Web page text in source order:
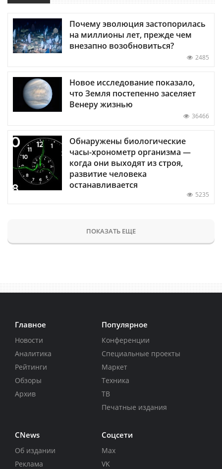
Почему эволюция застопорилась
на миллионы лет, прежде чем
внезапно возобновиться?
2485
Новое исследование показало,
что Земля постепенно заселяет
Венеру жизнью
36466
Обнаружены биологические
часы-хронометр организма —
когда они выходят из строя,
развитие человека
останавливается
5235
ПОКАЗАТЬ ЕЩЕ
Главное
Новости
Аналитика
Рейтинги
Обзоры
Архив
Популярное
Конференции
Специальные проекты
Маркет
Техника
ТВ
Печатные издания
CNews
Об издании
Реклама
Соцсети
Max
VK